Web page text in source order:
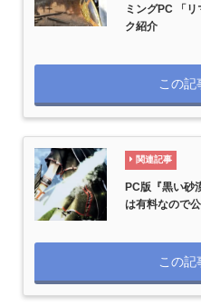
ミングPC 「
ク紹介
この記
関連記事
PC版『黒い砂
は有料なので
この記